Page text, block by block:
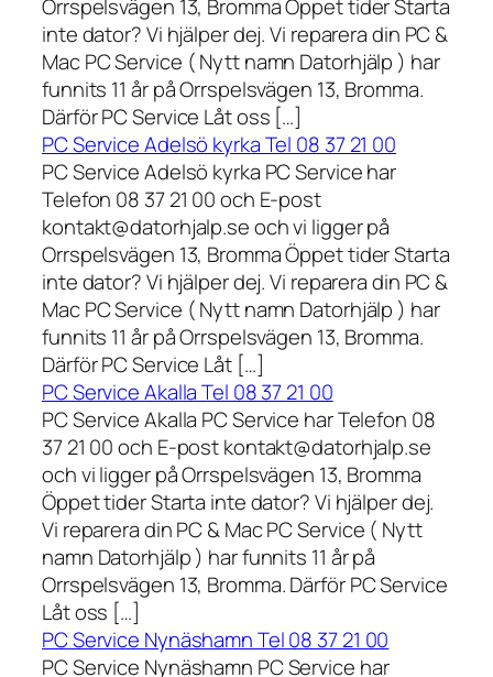
Orrspelsvägen 13, Bromma Öppet tider Starta
inte dator? Vi hjälper dej. Vi reparera din PC &
Mac PC Service ( Nytt namn Datorhjälp ) har
funnits 11 år på Orrspelsvägen 13, Bromma.
Därför PC Service Låt oss […]
PC Service Adelsö kyrka Tel 08 37 21 00
PC Service Adelsö kyrka PC Service har
Telefon 08 37 21 00 och E-post
kontakt@datorhjalp.se och vi ligger på
Orrspelsvägen 13, Bromma Öppet tider Starta
inte dator? Vi hjälper dej. Vi reparera din PC &
Mac PC Service ( Nytt namn Datorhjälp ) har
funnits 11 år på Orrspelsvägen 13, Bromma.
Därför PC Service Låt […]
PC Service Akalla Tel 08 37 21 00
PC Service Akalla PC Service har Telefon 08
37 21 00 och E-post kontakt@datorhjalp.se
och vi ligger på Orrspelsvägen 13, Bromma
Öppet tider Starta inte dator? Vi hjälper dej.
Vi reparera din PC & Mac PC Service ( Nytt
namn Datorhjälp ) har funnits 11 år på
Orrspelsvägen 13, Bromma. Därför PC Service
Låt oss […]
PC Service Nynäshamn Tel 08 37 21 00
PC Service Nynäshamn PC Service har